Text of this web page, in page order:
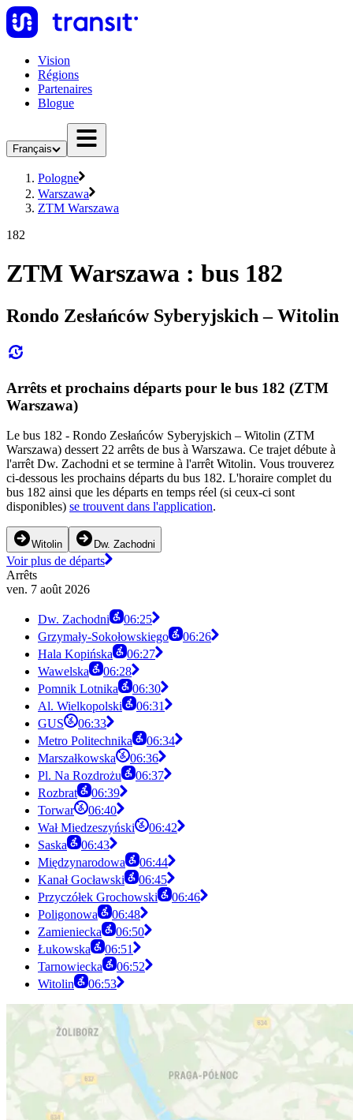
Vision
Régions
Partenaires
Blogue
Français
Pologne
Warszawa
ZTM Warszawa
182
ZTM Warszawa : bus 182
Rondo Zesłańców Syberyjskich – Witolin
Arrêts et prochains départs pour le bus 182 (ZTM
Warszawa)
Le bus 182 - Rondo Zesłańców Syberyjskich – Witolin (ZTM
Warszawa) dessert 22 arrêts de bus à Warszawa. Ce trajet débute à
l'arrêt Dw. Zachodni et se termine à l'arrêt Witolin. Vous trouverez
ci-dessous les prochains départs du bus 182. L'horaire complet du
bus 182 ainsi que les départs en temps réel (si ceux-ci sont
disponibles) se trouvent dans l'application.
Witolin Dw. Zachodni
Voir plus de départs
Arrêts
ven. 7 août 2026
Dw. Zachodni
06:25
Grzymały-Sokołowskiego
06:26
Hala Kopińska
06:27
Wawelska
06:28
Pomnik Lotnika
06:30
Al. Wielkopolski
06:31
GUS
06:33
Metro Politechnika
06:34
Marszałkowska
06:36
Pl. Na Rozdrożu
06:37
Rozbrat
06:39
Torwar
06:40
Wał Miedzeszyński
06:42
Saska
06:43
Międzynarodowa
06:44
Kanał Gocławski
06:45
Przyczółek Grochowski
06:46
Poligonowa
06:48
Zamieniecka
06:50
Łukowska
06:51
Tarnowiecka
06:52
Witolin
06:53